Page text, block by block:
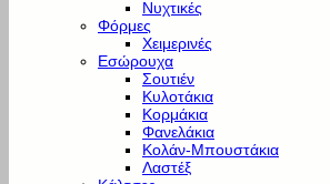
Νυχτικές
Φόρμες
Χειμερινές
Εσώρουχα
Σουτιέν
Κυλοτάκια
Κορμάκια
Φανελάκια
Κολάν-Μπουστάκια
Λαστέξ